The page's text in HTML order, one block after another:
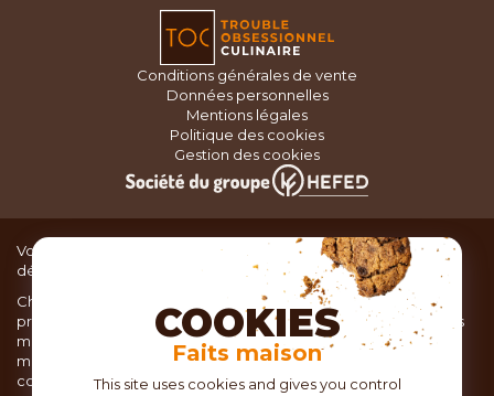
Conditions générales de vente
Données personnelles
Mentions légales
Politique des cookies
Gestion des cookies
Vous recherchez du matériel de cuisine pour concocter de
délicieux plats ou des pâtisseries dignes d’un grand chef ?
Chez TOC, boutique d’ustensiles de cuisine, nous vous
proposons une large sélection de produits issus des meilleures
marques de matériel de cuisine: Ustensiles de pâtisserie,
matériel de cuisson, service de table, ustensiles de cuisine,
coutellerie, set picnic.
COOKIES
Faits maison
This site uses cookies and gives you control